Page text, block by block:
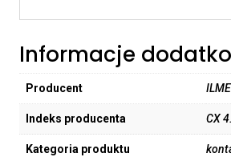
Informacje
Producent ILME
Indeks producenta CX
Kategoria produktu